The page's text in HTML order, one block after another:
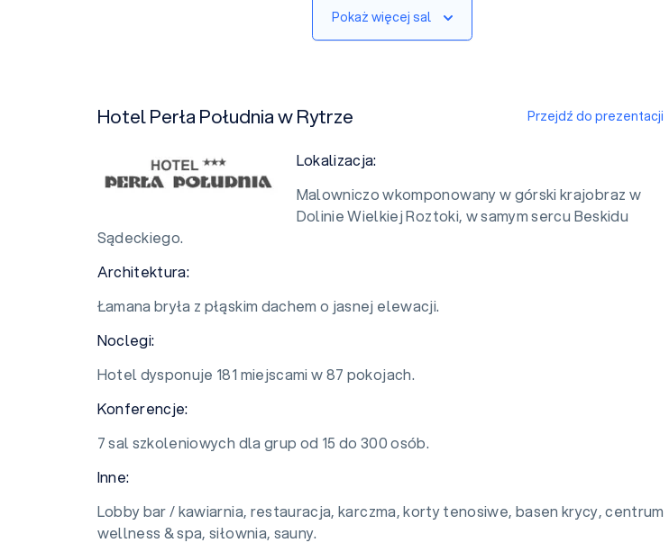
Pokaż więcej sal
Hotel Perła Południa w Rytrze Przejdź do prezentacji
Lokalizacja:
Malowniczo wkomponowany w górski krajobraz w
Dolinie Wielkiej Roztoki, w samym sercu Beskidu
Sądeckiego.
Architektura:
Łamana bryła z płąskim dachem o jasnej elewacji.
Noclegi:
Hotel dysponuje 181 miejscami w 87 pokojach.
Konferencje:
7 sal szkoleniowych dla grup od 15 do 300 osób.
Inne:
Lobby bar / kawiarnia, restauracja, karczma, korty tenosiwe, basen krycy, centrum
wellness & spa, siłownia, sauny.